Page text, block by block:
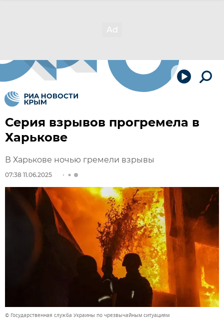
Серия взрывов прогремела в
Харькове
В Харькове ночью гремели взрывы
07:38 11.06.2025
© Государственная служба Украины по чрезвычайным ситуациям